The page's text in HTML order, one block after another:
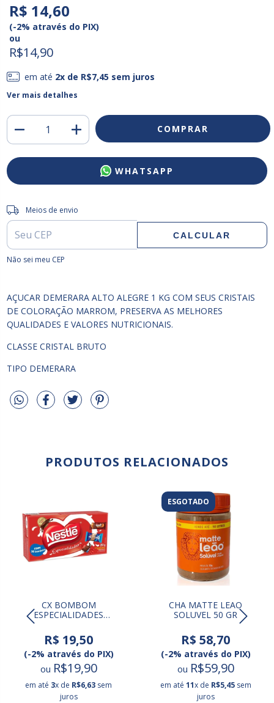
R$ 14,60
(-2% através do PIX)
ou
R$14,90
em até 2x de R$7,45 sem juros
Ver mais detalhes
WHATSAPP
Entregas para o CEP:
Meios de envio
CALCULAR
Não sei meu CEP
AÇUCAR DEMERARA ALTO ALEGRE 1 KG COM SEUS CRISTAIS
DE COLORAÇÃO MARROM, PRESERVA AS MELHORES
QUALIDADES E VALORES NUTRICIONAIS.
CLASSE CRISTAL BRUTO
TIPO DEMERARA
PRODUTOS RELACIONADOS
CX BOMBOM
ESPECIALIDADES
R$ 19,50
(-2% através do PIX)
ou R$19,90
em até 3x de R$6,63 sem
juros
ESGOTADO
CHA MATTE LEAO
SOLUVEL 50 GR
R$ 58,70
(-2% através do PIX)
ou R$59,90
em até 11x de R$5,45sem
juros